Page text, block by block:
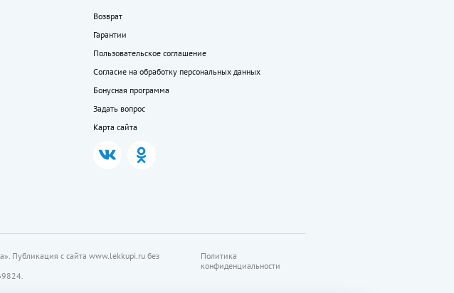
Возврат
Гарантии
Пользовательское соглашение
Согласие на обработку персональных данных
Бонусная программа
Задать вопрос
Карта сайта
Публикация с сайта www.lekkupi.ru без
Политика
конфиденциальности